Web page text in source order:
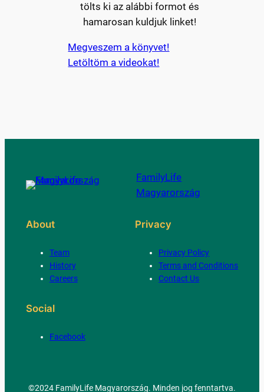
tölts ki az alábbi formot és
hamarosan kuldjuk linket!
Megveszem a könyvet!
Letöltöm a videokat!
FamilyLife
Magyarország
About
Team
History
Careers
Privacy
Privacy Policy
Terms and Conditions
Contact Us
Social
Facebook
©2024 FamilyLife Magyarország. Minden jog fenntartva.